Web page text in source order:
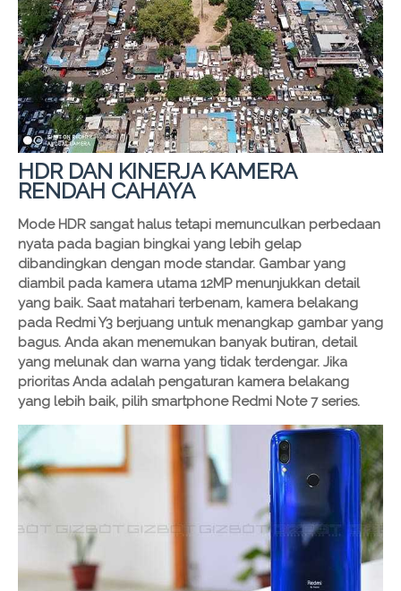
HDR DAN KINERJA KAMERA
RENDAH CAHAYA
Mode HDR sangat halus tetapi memunculkan perbedaan
nyata pada bagian bingkai yang lebih gelap
dibandingkan dengan mode standar. Gambar yang
diambil pada kamera utama 12MP menunjukkan detail
yang baik. Saat matahari terbenam, kamera belakang
pada Redmi Y3 berjuang untuk menangkap gambar yang
bagus. Anda akan menemukan banyak butiran, detail
yang melunak dan warna yang tidak terdengar. Jika
prioritas Anda adalah pengaturan kamera belakang
yang lebih baik, pilih smartphone Redmi Note 7 series.